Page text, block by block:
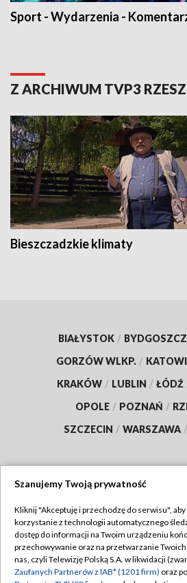
Sport - Wydarzenia -
Z ARCHIWUM TVP3
Bieszczadzkie klimaty
BIAŁYSTOK / BYDGOSZCZ
GORZÓW WLKP. /
KRAKÓW / LUBLIN / ŁÓDŹ
OPOLE / POZNAŃ /
SZCZECIN / WARSZAWA /
TVP
Abonament TVP
Emisja w TVP
Regulamin
Polityka
Szanujemy Twoją prywatność
Kliknij "Akceptuję i przechodzę do serwisu",
korzystanie z technologii automatycznego
dostęp do informacji na Twoim urządzeniu
przechowywanie oraz na przetwarzanie
nas, czyli Telewizję Polską S.A. w likwidacji
Zaufanych Partnerów z IAB* (1201 firm) oraz